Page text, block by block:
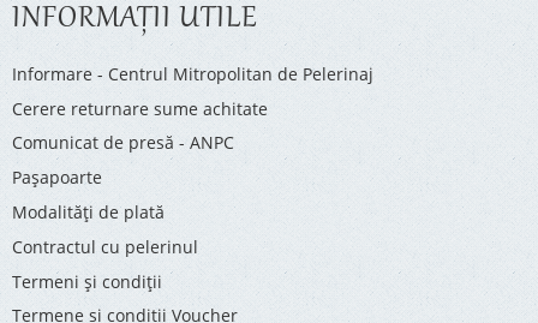
INFORMAŢII UTILE
Informare - Centrul Mitropolitan de Pelerinaj
Cerere returnare sume achitate
Comunicat de presă - ANPC
Pașapoarte
Modalități de plată
Contractul cu pelerinul
Termeni și condiții
Termene si conditii Voucher